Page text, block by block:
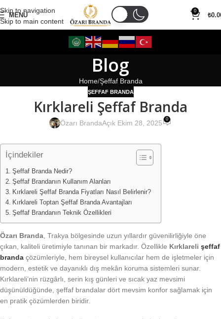
Skip to navigation
Skip to main content
MENÜ
0
₺
Blog
Home Şeffaf Branda
ŞEFFAF BRANDA
Kırklareli Şeffaf Branda
Özarı BrandaAçık Ekim 28, 2025 0
İçindekiler
Şeffaf Branda Nedir?
Şeffaf Brandanın Kullanım Alanları
Kırklareli Şeffaf Branda Fiyatları Nasıl Belirlenir?
Kırklareli Toptan Şeffaf Branda Avantajları
Şeffaf Brandanın Teknik Özellikleri
Özarı Branda , Trakya bölgesinde uzun yıllardır güvenilirliğiyle öne
çıkan, kaliteli üretimiyle tanınan bir markadır. Özellikle Kırklareli şeffaf
branda çözümleriyle, hem bireysel kullanıcılar hem de işletmeler için
modern, estetik ve dayanıklı dış mekân koruma sistemleri sunar.
Kırklareli’nin rüzgârlı, serin kış günleri ve sıcak yaz mevsimi
düşünüldüğünde, şeffaf brandalar dört mevsim konfor sağlamak için
en pratik çözümlerden biridir.